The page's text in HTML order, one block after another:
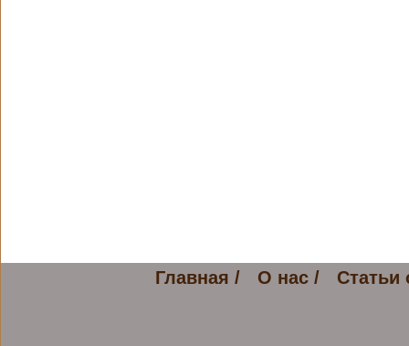
Главная / О нас / Статьи